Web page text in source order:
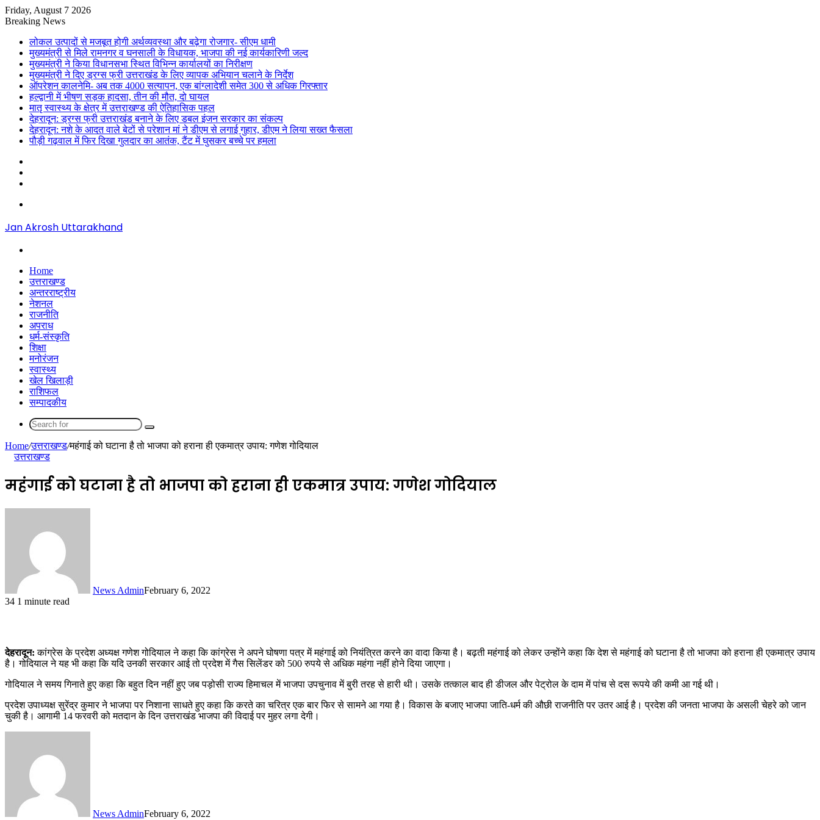
Friday, August 7 2026
Breaking News
लोकल उत्पादों से मजबूत होगी अर्थव्यवस्था और बढ़ेगा रोजगार- सीएम धामी
मुख्यमंत्री से मिले रामनगर व घनसाली के विधायक, भाजपा की नई कार्यकारिणी जल्द
मुख्यमंत्री ने किया विधानसभा स्थित विभिन्न कार्यालयों का निरीक्षण
मुख्यमंत्री ने दिए ड्रग्स फ्री उत्तराखंड के लिए व्यापक अभियान चलाने के निर्देश
ऑपरेशन कालनेमि- अब तक 4000 सत्यापन, एक बांग्लादेशी समेत 300 से अधिक गिरफ्तार
हल्द्वानी में भीषण सड़क हादसा, तीन की मौत, दो घायल
मातृ स्वास्थ्य के क्षेत्र में उत्तराखण्ड की ऐतिहासिक पहल
देहरादून: ड्रग्स फ्री उत्तराखंड बनाने के लिए डबल इंजन सरकार का संकल्प
देहरादून: नशे के आदत वाले बेटों से परेशान मां ने डीएम से लगाई गुहार, डीएम ने लिया सख्त फैसला
पौड़ी गढ़वाल में फिर दिखा गुलदार का आतंक, टैंट में घुसकर बच्चे पर हमला
Jan Akrosh Uttarakhand
Home
उत्तराखण्ड
अन्तरराष्ट्रीय
नेशनल
राजनीति
अपराध
धर्म-संस्कृति
शिक्षा
मनोरंजन
स्वास्थ्य
खेल खिलाड़ी
राशिफल
सम्पादकीय
Search
Home/उत्तराखण्ड/महंगाई को घटाना है तो भाजपा को हराना ही एकमात्र उपाय: गणेश गोदियाल
उत्तराखण्ड
महंगाई को घटाना है तो भाजपा को हराना ही एकमात्र उपाय: गणेश गोदियाल
News AdminFebruary 6, 2022
34 1 minute read
देहरादून: कांग्रेस के प्रदेश अध्यक्ष गणेश गोदियाल ने कहा कि कांग्रेस ने अपने घोषणा पत्र में महंगाई को नियंत्रित करने का वादा किया है। बढ़ती महंगाई को लेकर उन्होंने कहा कि देश से महंगाई को घटाना है तो भाजपा को हराना ही एकमात्र उपाय
है। गोदियाल ने यह भी कहा कि यदि उनकी सरकार आई तो प्रदेश में गैस सिलेंडर को 500 रुपये से अधिक महंगा नहीं होने दिया जाएगा।
गोदियाल ने समय गिनाते हुए कहा कि बहुत दिन नहीं हुए जब पड़ोसी राज्य हिमाचल में भाजपा उपचुनाव में बुरी तरह से हारी थी। उसके तत्काल बाद ही डीजल और पेट्रोल के दाम में पांच से दस रूपये की कमी आ गई थी।
प्रदेश उपाध्यक्ष सुरेंद्र कुमार ने भाजपा पर निशाना साधते हुए कहा कि करते का चरित्र एक बार फिर से सामने आ गया है। विकास के बजाए भाजपा जाति-धर्म की औछी राजनीति पर उतर आई है। प्रदेश की जनता भाजपा के असली चेहरे को जान
चुकी है। आगामी 14 फरवरी को मतदान के दिन उत्तराखंड भाजपा की विदाई पर मुहर लगा देगी।
News AdminFebruary 6, 2022